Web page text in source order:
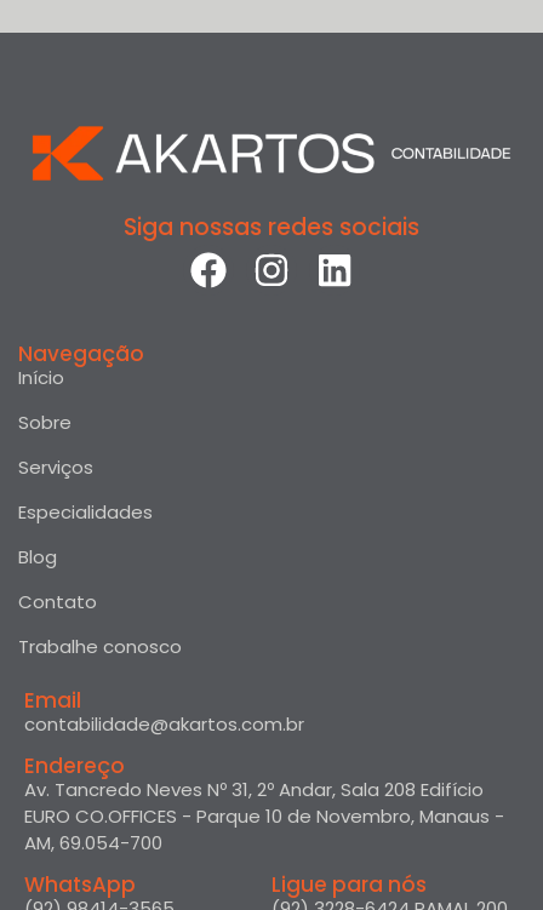
Siga nossas redes sociais
Navegação
Início
Sobre
Serviços
Especialidades
Blog
Contato
Trabalhe conosco
Email
contabilidade@akartos.com.br
Endereço
Av. Tancredo Neves Nº 31, 2º Andar, Sala 208 Edifício
EURO CO.OFFICES - Parque 10 de Novembro, Manaus -
AM, 69.054-700
WhatsApp Ligue para nós